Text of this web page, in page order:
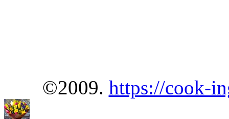
©2009. https://cook-